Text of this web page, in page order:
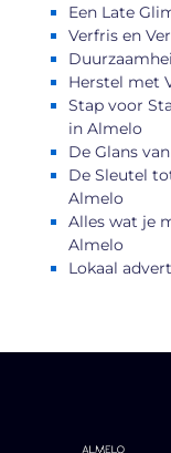
Een Late
Verfris en
Herstel met
Stap voor
in Almelo
De Glans
De Sleutel
Almelo
Alles wat je
Almelo
Lokaal